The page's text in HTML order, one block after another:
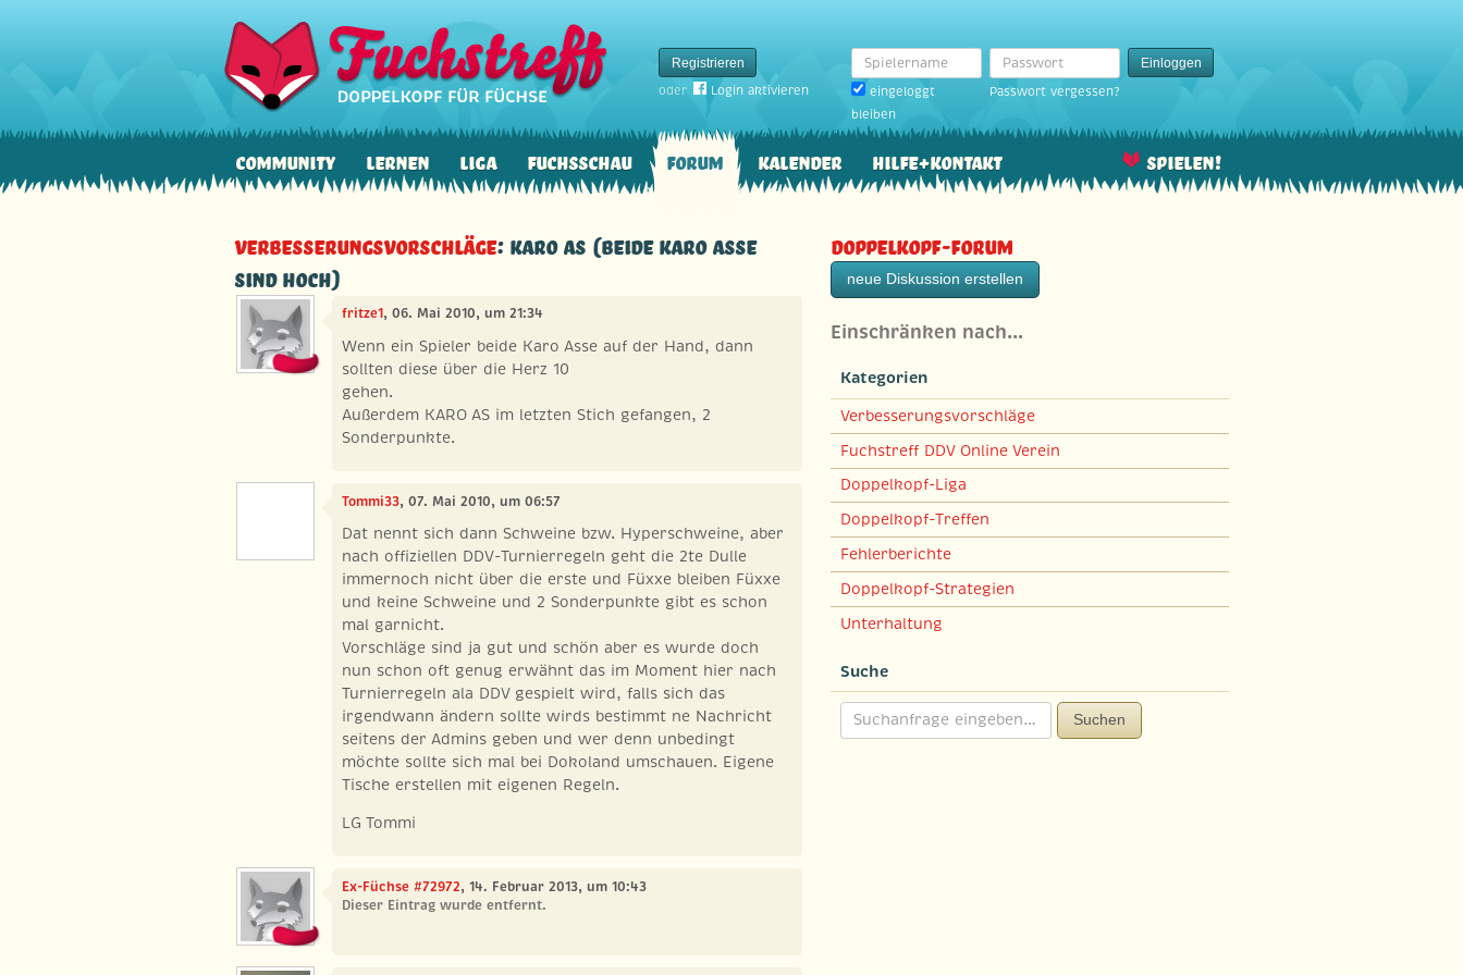
Registrieren
oder
Login aktivieren
Spielername
eingeloggt
bleiben
Passwort
Einloggen
Passwort vergessen?
Community Lernen Liga Fuchsschau Forum Kalender Hilfe+Kontakt Spielen!
Verbesserungsvorschläge: KARO AS (beide Karo ASSE
sind hoch)
fritze1, 06. Mai 2010, um 21:34
Wenn ein Spieler beide Karo Asse auf der Hand, dann
sollten diese über die Herz 10
gehen.
Außerdem KARO AS im letzten Stich gefangen, 2
Sonderpunkte.
Tommi33, 07. Mai 2010, um 06:57
Dat nennt sich dann Schweine bzw. Hyperschweine, aber
nach offiziellen DDV-Turnierregeln geht die 2te Dulle
immernoch nicht über die erste und Füxxe bleiben Füxxe
und keine Schweine und 2 Sonderpunkte gibt es schon
mal garnicht.
Vorschläge sind ja gut und schön aber es wurde doch
nun schon oft genug erwähnt das im Moment hier nach
Turnierregeln ala DDV gespielt wird, falls sich das
irgendwann ändern sollte wirds bestimmt ne Nachricht
seitens der Admins geben und wer denn unbedingt
möchte sollte sich mal bei Dokoland umschauen. Eigene
Tische erstellen mit eigenen Regeln.
LG Tommi
Ex-Füchse #72972, 14. Februar 2013, um 10:43
Dieser Eintrag wurde entfernt.
Doppelkopf-Forum
neue Diskussion erstellen
Einschränken nach…
Kategorien
Verbesserungsvorschläge
Fuchstreff DDV Online Verein
Doppelkopf-Liga
Doppelkopf-Treffen
Fehlerberichte
Doppelkopf-Strategien
Unterhaltung
Suche
Suchen